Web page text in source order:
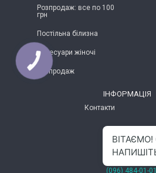
Розпродаж: все по 100
грн
Постільна білизна
Аксесуари жіночі
Розпродаж
ІНФОРМАЦІЯ
Контакти
(096) 484-01-01
КНОПКА
ЗВ'ЯЗКУ